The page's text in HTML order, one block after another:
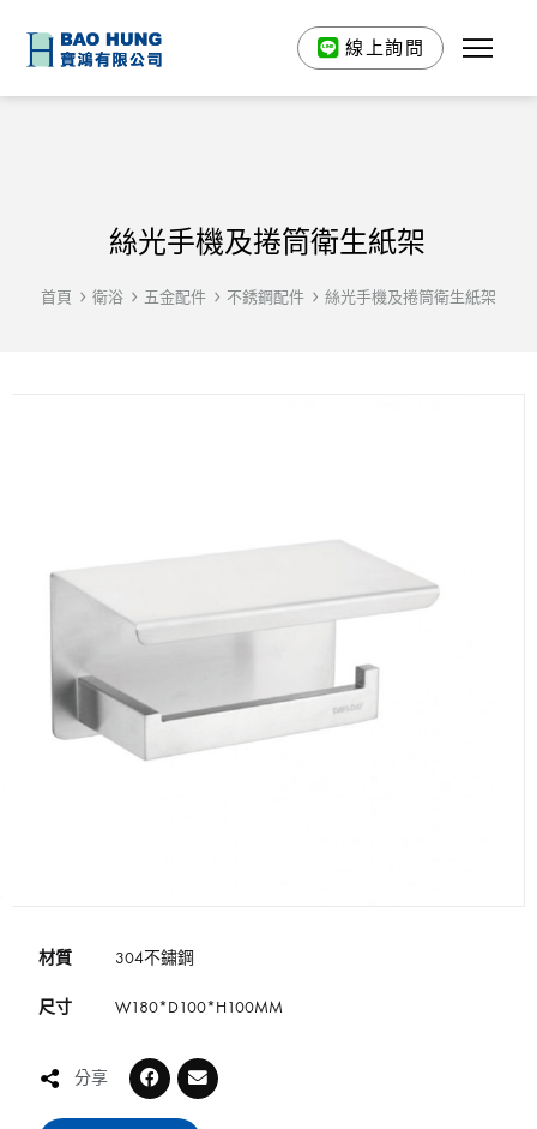
線上詢問
絲光手機及捲筒衛生紙架
首頁 衛浴 五金配件 不銹鋼配件 絲光手機及捲筒衛生紙架
材質 304不鏽鋼
尺寸 W180*D100*H100MM
分享